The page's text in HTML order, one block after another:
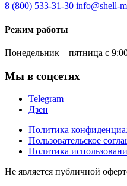
8 (800) 533-31-30 info@shell-
Режим работы
Понедельник – пятница с
Мы в соцсетях
Telegram
Дзен
Политика
Пользовательское
Политика
Не является публичной